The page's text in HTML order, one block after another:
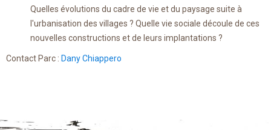
Quelles évolutions du cadre de vie et du paysage suite à
l'urbanisation des villages ? Quelle vie sociale découle de ces
nouvelles constructions et de leurs implantations ?
Contact Parc : Dany Chiappero